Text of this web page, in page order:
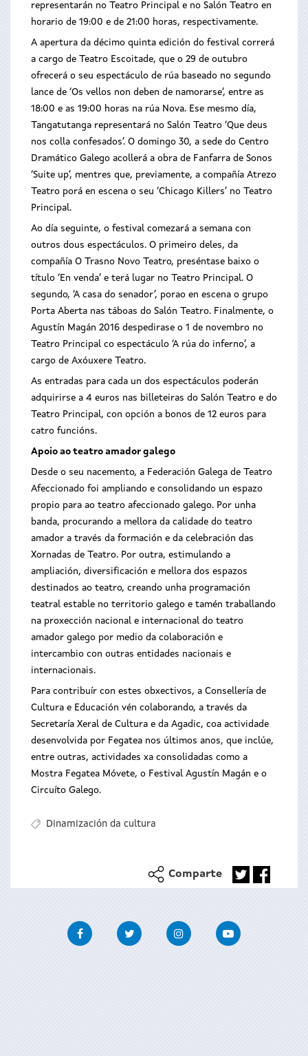
representarán no Teatro Principal e no Salón Teatro en
horario de 19:00 e de 21:00 horas, respectivamente.
A apertura da décimo quinta edición do festival correrá
a cargo de Teatro Escoitade, que o 29 de outubro
ofrecerá o seu espectáculo de rúa baseado no segundo
lance de ‘Os vellos non deben de namorarse’, entre as
18:00 e as 19:00 horas na rúa Nova. Ese mesmo día,
Tangatutanga representará no Salón Teatro ‘Que deus
nos colla confesados’. O domingo 30, a sede do Centro
Dramático Galego acollerá a obra de Fanfarra de Sonos
‘Suite up’, mentres que, previamente, a compañía Atrezo
Teatro porá en escena o seu ‘Chicago Killers’ no Teatro
Principal.
Ao día seguinte, o festival comezará a semana con
outros dous espectáculos. O primeiro deles, da
compañía O Trasno Novo Teatro, preséntase baixo o
título ‘En venda’ e terá lugar no Teatro Principal. O
segundo, ‘A casa do senador’, porao en escena o grupo
Porta Aberta nas táboas do Salón Teatro. Finalmente, o
Agustín Magán 2016 despedirase o 1 de novembro no
Teatro Principal co espectáculo ‘A rúa do inferno’, a
cargo de Axóuxere Teatro.
As entradas para cada un dos espectáculos poderán
adquirirse a 4 euros nas billeteiras do Salón Teatro e do
Teatro Principal, con opción a bonos de 12 euros para
catro funcións.
Apoio ao teatro amador galego
Desde o seu nacemento, a Federación Galega de Teatro
Afeccionado foi ampliando e consolidando un espazo
propio para ao teatro afeccionado galego. Por unha
banda, procurando a mellora da calidade do teatro
amador a través da formación e da celebración das
Xornadas de Teatro. Por outra, estimulando a
ampliación, diversificación e mellora dos espazos
destinados ao teatro, creando unha programación
teatral estable no territorio galego e tamén traballando
na proxección nacional e internacional do teatro
amador galego por medio da colaboración e
intercambio con outras entidades nacionais e
internacionais.
Para contribuír con estes obxectivos, a Consellería de
Cultura e Educación vén colaborando, a través da
Secretaría Xeral de Cultura e da Agadic, coa actividade
desenvolvida por Fegatea nos últimos anos, que inclúe,
entre outras, actividades xa consolidadas como a
Mostra Fegatea Móvete, o Festival Agustín Magán e o
Circuíto Galego.
Dinamización da cultura
Comparte
FacebookTwitter InstagramYoutube